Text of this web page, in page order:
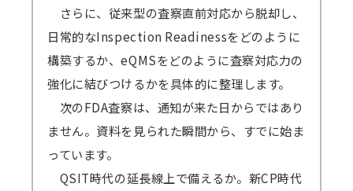
さらに、従来型の査察直前対応から脱却し、
日常的なInspection Readinessをどのように
構築するか、eQMSをどのように査察対応力の
強化に結びつけるかを具体的に整理します。
次のFDA査察は、通知が来た日からではあり
ません。資料を見られた瞬間から、すでに始ま
っています。
QSIT時代の延長線上で備えるか。新CP時代